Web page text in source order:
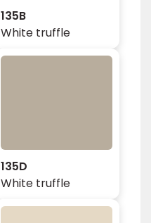
135B
White truffle
135D
White truffle